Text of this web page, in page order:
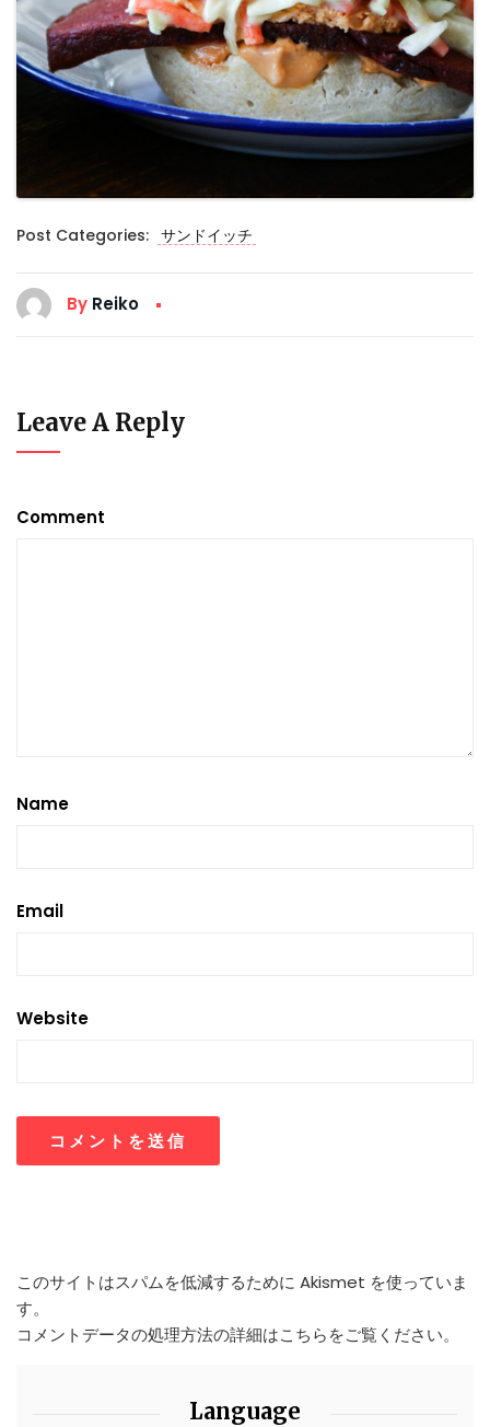
Post Categories: サンドイッチ
By Reiko
Leave A Reply
Comment
Name
Email
Website
このサイトはスパムを低減するために Akismet を使っていま
す。
コメントデータの処理方法の詳細はこちらをご覧ください。
Language